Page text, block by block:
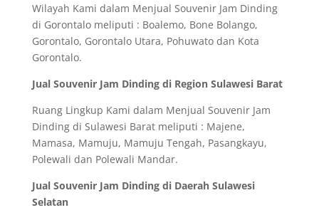
Wilayah Kami dalam Menjual Souvenir Jam Dinding
di Gorontalo meliputi : Boalemo, Bone Bolango,
Gorontalo, Gorontalo Utara, Pohuwato dan Kota
Gorontalo.
Jual Souvenir Jam Dinding di Region Sulawesi Barat
Ruang Lingkup Kami dalam Menjual Souvenir Jam
Dinding di Sulawesi Barat meliputi : Majene,
Mamasa, Mamuju, Mamuju Tengah, Pasangkayu,
Polewali dan Polewali Mandar.
Jual Souvenir Jam Dinding di Daerah Sulawesi
Selatan